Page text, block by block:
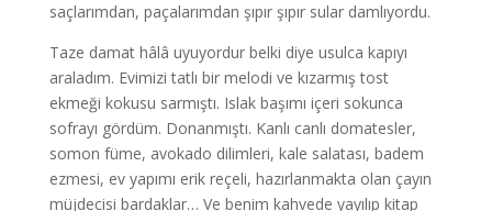
saçlarımdan, paçalarımdan şıpır şıpır sular damlıyordu.
Taze damat hâlâ uyuyordur belki diye usulca kapıyı
araladım. Evimizi tatlı bir melodi ve kızarmış tost
ekmeği kokusu sarmıştı. Islak başımı içeri sokunca
sofrayı gördüm. Donanmıştı. Kanlı canlı domatesler,
somon füme, avokado dilimleri, kale salatası, badem
ezmesi, ev yapımı erik reçeli, hazırlanmakta olan çayın
müjdecisi bardaklar… Ve benim kahvede yayılıp kitap